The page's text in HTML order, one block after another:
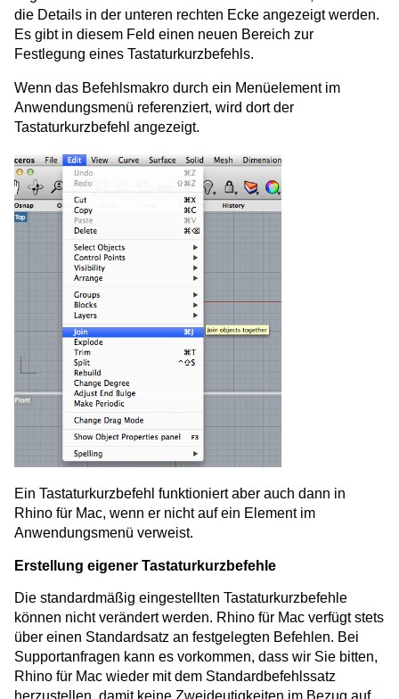
die Details in der unteren rechten Ecke angezeigt werden.
Es gibt in diesem Feld einen neuen Bereich zur
Festlegung eines Tastaturkurzbefehls.
Wenn das Befehlsmakro durch ein Menüelement im
Anwendungsmenü referenziert, wird dort der
Tastaturkurzbefehl angezeigt.
Ein Tastaturkurzbefehl funktioniert aber auch dann in
Rhino für Mac, wenn er nicht auf ein Element im
Anwendungsmenü verweist.
Erstellung eigener Tastaturkurzbefehle
Die standardmäßig eingestellten Tastaturkurzbefehle
können nicht verändert werden. Rhino für Mac verfügt stets
über einen Standardsatz an festgelegten Befehlen. Bei
Supportanfragen kann es vorkommen, dass wir Sie bitten,
Rhino für Mac wieder mit dem Standardbefehlssatz